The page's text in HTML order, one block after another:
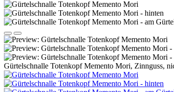
Gürtelschnalle Totenkopf Memento Mori, Zinnguss,